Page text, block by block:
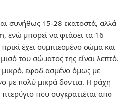
συνήθως 15-28 εκατοστά, αλλά
ενώ μπορεί να φτάσει τα 16
έχει συμπιεσμένο σώμα και
του σώματος της είναι λεπτό.
μικρό, εφοδιασμένο όμως με
με πολύ μικρά δόντια. Η ράχη
που συγκρατιέται από